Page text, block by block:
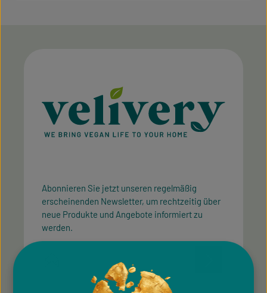
Abonnieren Sie jetzt unseren regelmäßig
erscheinenden Newsletter, um rechtzeitig über
neue Produkte und Angebote informiert zu
werden.
Diese Seite ist durch reCAPTCHA geschützt und es gelten die